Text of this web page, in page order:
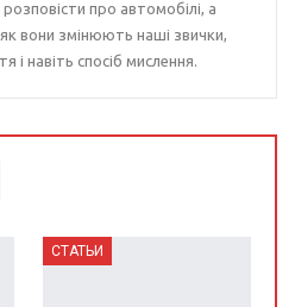
про автомобілі, а
вони змінюють наші звички,
і навіть спосіб мислення.
СТАТЬИ